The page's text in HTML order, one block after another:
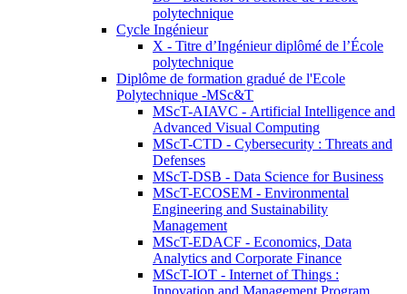
polytechnique
Cycle Ingénieur
X - Titre d’Ingénieur diplômé de l’École
polytechnique
Diplôme de formation gradué de l'Ecole
Polytechnique -MSc&T
MScT-AIAVC - Artificial Intelligence and
Advanced Visual Computing
MScT-CTD - Cybersecurity : Threats and
Defenses
MScT-DSB - Data Science for Business
MScT-ECOSEM - Environmental
Engineering and Sustainability
Management
MScT-EDACF - Economics, Data
Analytics and Corporate Finance
MScT-IOT - Internet of Things :
Innovation and Management Program